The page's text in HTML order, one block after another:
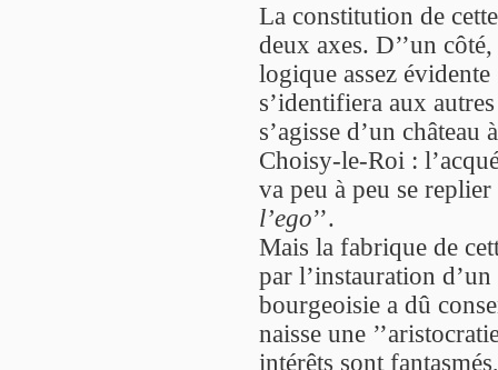
La constitution de
deux axes. D’’un
logique assez
s’identifiera aux
s’agisse d’un
Choisy-le-Roi :
va peu à peu se replier
l’ego’’.
Mais la fabrique de
par l’instauration
bourgeoisie a dû
naisse une
intérêts sont